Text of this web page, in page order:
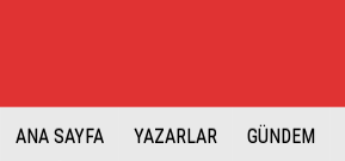
ANA SAYFA YAZARLAR GÜNDEM